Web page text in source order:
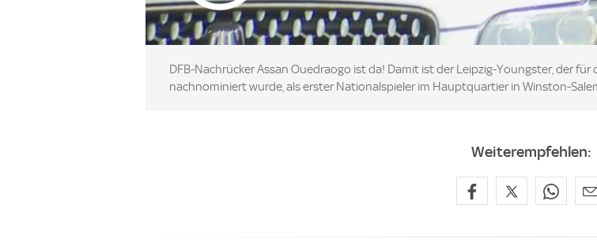
DFB-Nachrücker Assan Ouedraogo ist da! Damit ist der Leipzig-Youngster, der
nachnominiert wurde, als erster Nationalspieler im Hauptquartier in Winston-
Weiterempfehlen: